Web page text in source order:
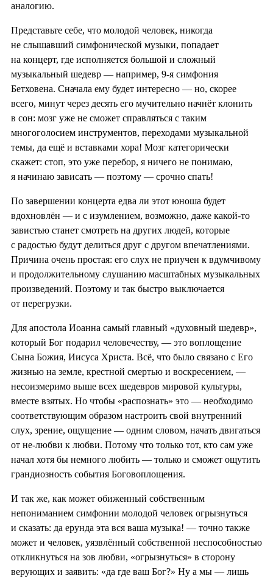
аналогию.
Представьте себе, что молодой человек, никогда
не слышавший симфонической музыки, попадает
на концерт, где исполняется большой и сложный
музыкальный шедевр — например, 9-я симфония
Бетховена. Сначала ему будет интересно — но, скорее
всего, минут через десять его мучительно начнёт клонить
в сон: мозг уже не сможет справляться с таким
многоголосием инструментов, переходами музыкальной
темы, да ещё и вставками хора! Мозг категорически
скажет: стоп, это уже перебор, я ничего не понимаю,
я начинаю зависать — поэтому — срочно спать!
По завершении концерта едва ли этот юноша будет
вдохновлён — и с изумлением, возможно, даже какой-то
завистью станет смотреть на других людей, которые
с радостью будут делиться друг с другом впечатлениями.
Причина очень простая: его слух не приучен к вдумчивому
и продолжительному слушанию масштабных музыкальных
произведений. Поэтому и так быстро выключается
от перегрузки.
Для апостола Иоанна самый главный «духовный шедевр»,
который Бог подарил человечеству, — это воплощение
Сына Божия, Иисуса Христа. Всё, что было связано с Его
жизнью на земле, крестной смертью и воскресением, —
несоизмеримо выше всех шедевров мировой культуры,
вместе взятых. Но чтобы «распознать» это — необходимо
соответствующим образом настроить свой внутренний
слух, зрение, ощущение — одним словом, начать двигаться
от не-любви к любви. Потому что только тот, кто сам уже
начал хотя бы немного любить — только и сможет ощутить
грандиозность события Боговоплощения.
И так же, как может обиженный собственным
непониманием симфонии молодой человек огрызнуться
и сказать: да ерунда эта вся ваша музыка! — точно также
может и человек, уязвлённый собственной неспособностью
откликнуться на зов любви, «огрызнуться» в сторону
верующих и заявить: «да где ваш Бог?» Ну а мы — лишь